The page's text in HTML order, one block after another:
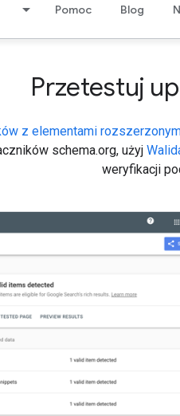
Pomoc Blog
Przetestuj
z elementami
schema.org, użyj
weryfikacji